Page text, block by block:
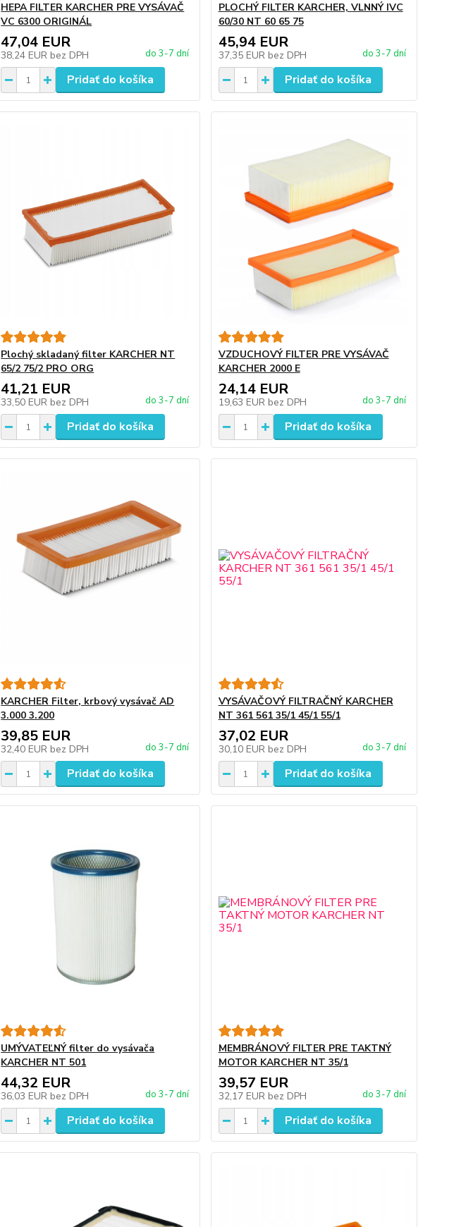
HEPA FILTER KARCHER PRE VYSÁVAČ
VC 6300 ORIGINÁL
47,04 EUR
38,24 EUR bez DPH do 3-7 dní
Pridať do košíka
PLOCHÝ FILTER KARCHER, VLNNÝ IVC
60/30 NT 60 65 75
45,94 EUR
37,35 EUR bez DPH do 3-7 dní
Pridať do košíka
Plochý skladaný filter KARCHER NT
65/2 75/2 PRO ORG
41,21 EUR
33,50 EUR bez DPH do 3-7 dní
Pridať do košíka
VZDUCHOVÝ FILTER PRE VYSÁVAČ
KARCHER 2000 E
24,14 EUR
19,63 EUR bez DPH do 3-7 dní
Pridať do košíka
KARCHER Filter, krbový vysávač AD
3.000 3.200
39,85 EUR
32,40 EUR bez DPH do 3-7 dní
Pridať do košíka
VYSÁVAČOVÝ FILTRAČNÝ KARCHER
NT 361 561 35/1 45/1 55/1
37,02 EUR
30,10 EUR bez DPH do 3-7 dní
Pridať do košíka
UMÝVATEĽNÝ filter do vysávača
KARCHER NT 501
44,32 EUR
36,03 EUR bez DPH do 3-7 dní
Pridať do košíka
MEMBRÁNOVÝ FILTER PRE TAKTNÝ
MOTOR KARCHER NT 35/1
39,57 EUR
32,17 EUR bez DPH do 3-7 dní
Pridať do košíka